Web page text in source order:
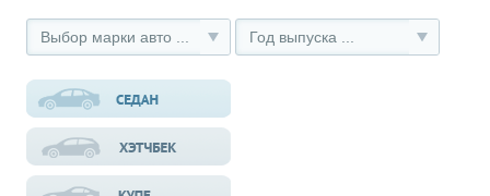
Выбор марки авто ... Год выпуска ...